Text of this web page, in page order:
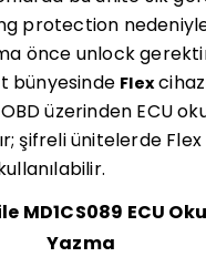
protection
önce unlock
bünyesinde Flex
üzerinden ECU
şifreli ünitelerde
MD1CS089 ECU
Yazma